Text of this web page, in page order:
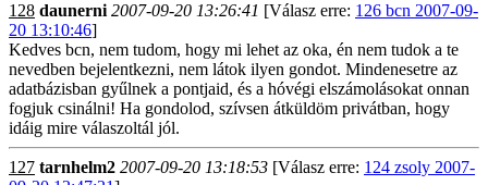
128 daunerni 2007-09-20 13:26:41 [Válasz erre: 126 bcn 2007-09-
20 13:10:46]
Kedves bcn, nem tudom, hogy mi lehet az oka, én nem tudok a te
nevedben bejelentkezni, nem látok ilyen gondot. Mindenesetre az
adatbázisban gyűlnek a pontjaid, és a hóvégi elszámolásokat onnan
fogjuk csinálni! Ha gondolod, szívsen átküldöm privátban, hogy
idáig mire válaszoltál jól.
127 tarnhelm2 2007-09-20 13:18:53 [Válasz erre: 124 zsoly 2007-